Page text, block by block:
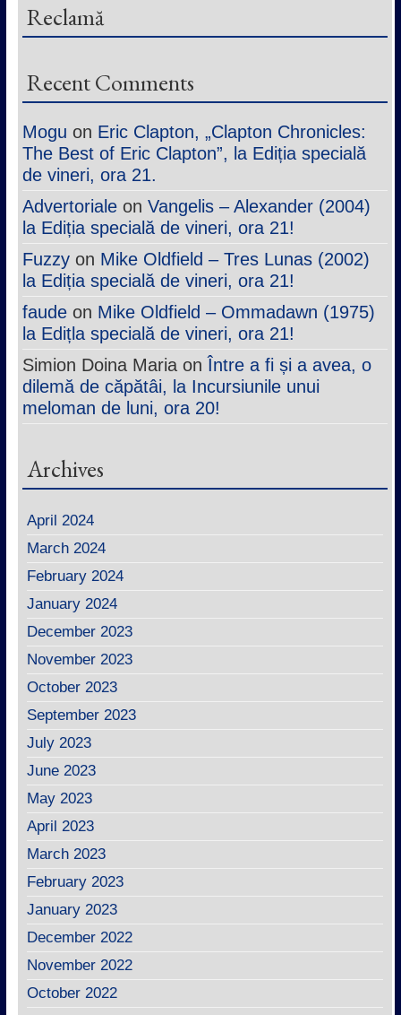
Reclamă
Recent Comments
Mogu on Eric Clapton, „Clapton Chronicles:
The Best of Eric Clapton”, la Ediția specială
de vineri, ora 21.
Advertorialeon Vangelis – Alexander (2004)
la Ediția specială de vineri, ora 21!
Fuzzyon Mike Oldfield – Tres Lunas (2002)
la Ediția specială de vineri, ora 21!
faudeon Mike Oldfield – Ommadawn (1975)
la Edițla specială de vineri, ora 21!
Simion Doina MariaonÎntre a fi și a avea, o
dilemă de căpătâi, la Incursiunile unui
meloman de luni, ora 20!
Archives
April 2024
March 2024
February 2024
January 2024
December 2023
November 2023
October 2023
September 2023
July 2023
June 2023
May 2023
April 2023
March 2023
February 2023
January 2023
December 2022
November 2022
October 2022